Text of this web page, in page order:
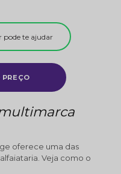
PREÇO
pode te ajudar
oferece uma das
Veja como o